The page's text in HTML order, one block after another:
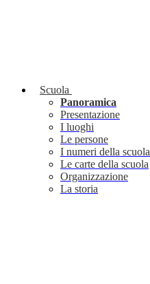
Scuola
Panoramica
Presentazione
I luoghi
Le persone
I numeri della scuola
Le carte della scuola
Organizzazione
La storia